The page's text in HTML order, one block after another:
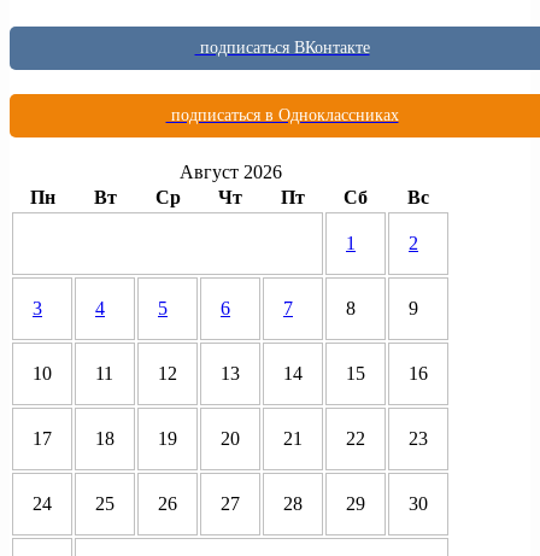
подписаться ВКонтакте
подписаться в Одноклассниках
Август 2026
Пн
Вт Ср Чт Пт Сб Вс
1 2
3 4 5 6 7 8 9
10 11 12 13 14 15 16
17 18 19 20 21 22 23
24 25 26 27 28 29 30